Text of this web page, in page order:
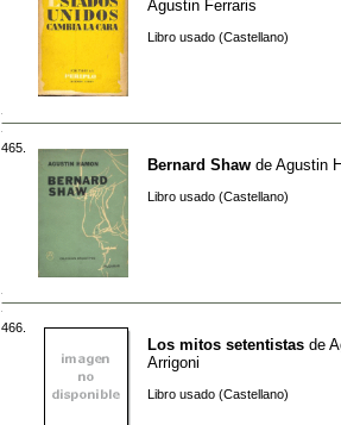
Agustin Ferraris
Libro usado (Castellano)
465.
Bernard Shaw de Agustin
Libro usado (Castellano)
466.
Los mitos setentistas de
Arrigoni
Libro usado (Castellano)